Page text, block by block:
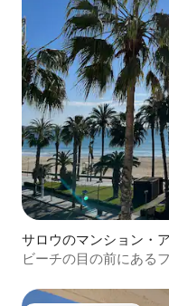
サロウのマンション・
ビーチの目の前にある